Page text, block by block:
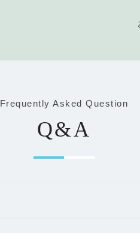
Frequently Asked Question
Q&A